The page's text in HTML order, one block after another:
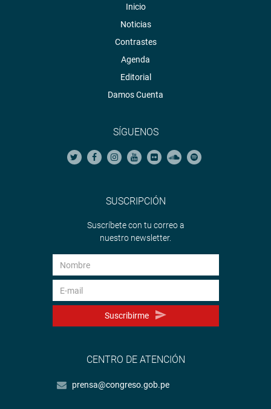
Inicio
Noticias
Contrastes
Agenda
Editorial
Damos Cuenta
SÍGUENOS
SUSCRIPCIÓN
Suscríbete con tu correo a
nuestro newsletter.
Suscribirme
CENTRO DE ATENCIÓN
prensa@congreso.gob.pe